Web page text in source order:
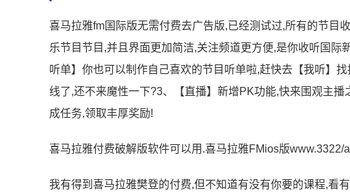
喜马拉雅fm国际版无需付费去广告版,已经测试过,所有的节目
乐节目节目,并且界面更加简洁,关注频道更方便,是你收听国
听单】你也可以制作自己喜欢的节目听单啦,赶快去【我听】
线了,还不来魔性一下?3、【直播】新增PK功能,快来围观主
成任务,领取丰厚奖励!
喜马拉雅付费破解版软件可以用.喜马拉雅FMios版www.3322/
我有得到喜马拉雅樊登的付费,但不知道有没有你要的课程,看